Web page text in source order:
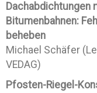
Dachabdichtungen
Bitumenbahnen:
beheben
Michael Schäfer
VEDAG)
Pfosten-Riegel-